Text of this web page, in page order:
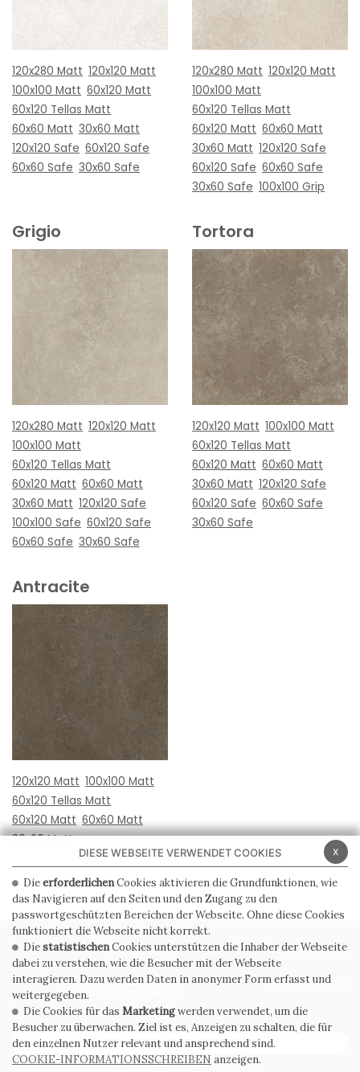
120x280 Matt 120x120 Matt
100x100 Matt 60x120 Matt
60x120 Tellas Matt
60x60 Matt 30x60 Matt
120x120 Safe 60x120 Safe
60x60 Safe 30x60 Safe
120x280 Matt 120x120 Matt
100x100 Matt
60x120 Tellas Matt
60x120 Matt 60x60 Matt
30x60 Matt 120x120 Safe
60x120 Safe 60x60 Safe
30x60 Safe 100x100 Grip
Grigio
120x280 Matt 120x120 Matt
100x100 Matt
60x120 Tellas Matt
60x120 Matt 60x60 Matt
30x60 Matt 120x120 Safe
100x100 Safe 60x120 Safe
60x60 Safe 30x60 Safe
Tortora
120x120 Matt 100x100 Matt
60x120 Tellas Matt
60x120 Matt 60x60 Matt
30x60 Matt 120x120 Safe
60x120 Safe 60x60 Safe
30x60 Safe
Antracite
120x120 Matt 100x100 Matt
60x120 Tellas Matt
60x120 Matt 60x60 Matt
30x60 Matt
PRIVACY POLICY COOKIE POLICY
ALLGEMEINE
VERKAUFSBEDINGUNGEN
WHISTLEBLOWING
ABONNIEREN SIE DEN NEWSLETTER
x
DIESE WEBSEITE VERWENDET COOKIES
DieerforderlichenCookies aktivieren die Grundfunktionen, wie
das Navigieren auf den Seiten und den Zugang zu den
passwortgeschützten Bereichen der Webseite. Ohne diese Cookies
funktioniert die Webseite nicht korrekt.
DiestatistischenCookies unterstützen die Inhaber der Webseite
dabei zu verstehen, wie die Besucher mit der Webseite
interagieren. Dazu werden Daten in anonymer Form erfasst und
weitergegeben.
Die Cookies für das Marketingwerden verwendet, um die
Besucher zu überwachen. Ziel ist es, Anzeigen zu schalten, die für
den einzelnen Nutzer relevant und ansprechend sind.
COOKIE-INFORMATIONSSCHREIBEN anzeigen.